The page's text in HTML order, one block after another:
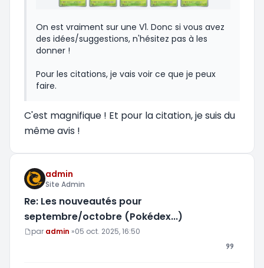
On est vraiment sur une V1. Donc si vous avez
des idées/suggestions, n'hésitez pas à les
donner !
Pour les citations, je vais voir ce que je peux
faire.
C'est magnifique ! Et pour la citation, je suis du
même avis !
admin
Site Admin
Re: Les nouveautés pour
septembre/octobre (Pokédex...)
Message
par admin »05 oct. 2025, 16:50